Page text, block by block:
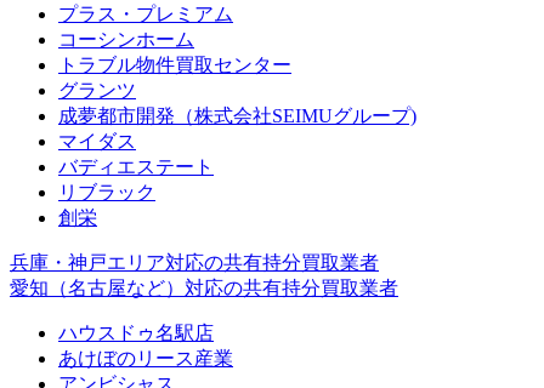
プラス・プレミアム
コーシンホーム
トラブル物件買取センター
グランツ
成夢都市開発（株式会社SEIMUグループ)
マイダス
バディエステート
リブラック
創栄
兵庫・神戸エリア対応の共有持分買取業者
愛知（名古屋など）対応の共有持分買取業者
ハウスドゥ名駅店
あけぼのリース産業
アンビシャス